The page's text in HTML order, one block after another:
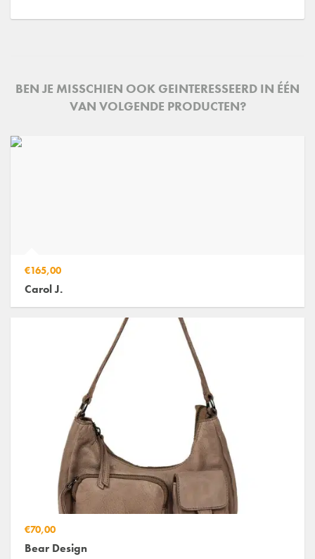
BEN JE MISSCHIEN OOK GEINTERESSEERD IN ÉÉN
VAN VOLGENDE PRODUCTEN?
€165,00
Carol J.
€70,00
Bear Design